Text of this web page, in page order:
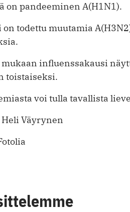
on pandeeminen A(H1N1).
on todettu muutamia
mukaan influenssakausi
toistaiseksi.
voi tulla tavallista
Väyrynen